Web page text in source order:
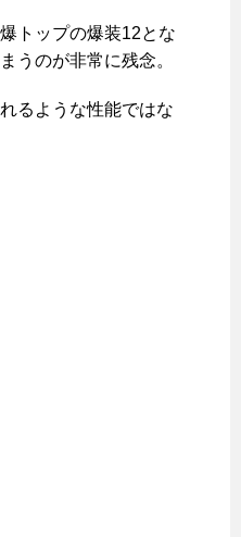
トップの爆装12とな
うのが非常に残念。
るような性能ではな